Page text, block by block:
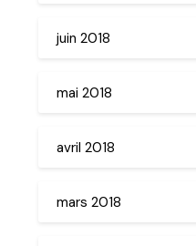
juin 2018
mai 2018
avril 2018
mars 2018